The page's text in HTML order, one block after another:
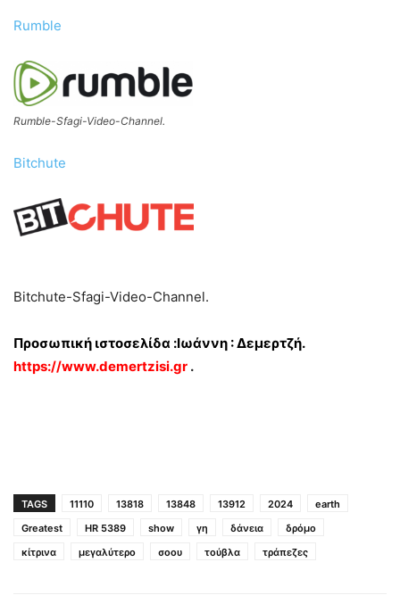
Rumble
Rumble-Sfagi-Video-Channel.
Bitchute
Bitchute-Sfagi-Video-Channel.
Προσωπική ιστοσελίδα :Ιωάννη : Δεμερτζή.
https://www.demertzisi.gr .
TAGS 11110 13818 13848 13912 2024
earth
Greatest
HR 5389 show γη δάνεια
δρόμο
κίτρινα
μεγαλύτερο σοου τούβλα τράπεζες